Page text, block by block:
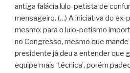
antiga falácia lulo-petista de
mensageiro. (…) A iniciativa do ex-
mesmo: para o lulo-petismo
no Congresso, mesmo que mande
presidente já deu a entender que
equipe mais ‘técnica’, porém